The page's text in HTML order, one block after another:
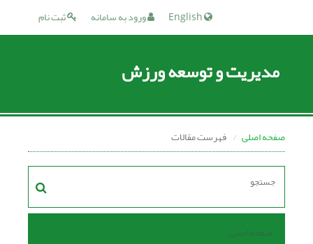
ثبت نام ورود به سامانه
مدیریت و توسعه ورزش
صفحه اصلی فهرست مقالات
صفحه اصلی